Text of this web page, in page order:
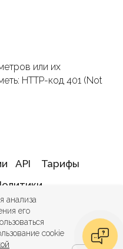
или их
HTTP-код 401 (Not
ИТ
из реестра
API Тарифы
анализа
его
cookie